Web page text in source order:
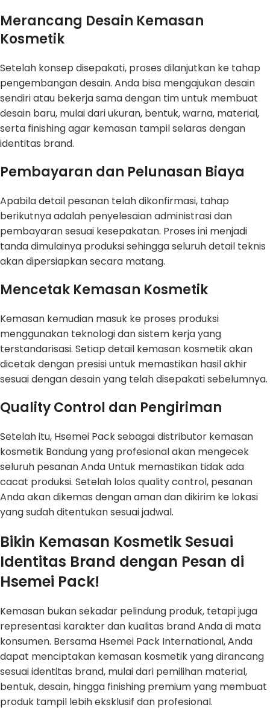
Merancang Desain Kemasan
Kosmetik
Setelah konsep disepakati, proses dilanjutkan ke tahap
pengembangan desain. Anda bisa mengajukan desain
sendiri atau bekerja sama dengan tim untuk membuat
desain baru, mulai dari ukuran, bentuk, warna, material,
serta finishing agar kemasan tampil selaras dengan
identitas brand.
Pembayaran dan Pelunasan Biaya
Apabila detail pesanan telah dikonfirmasi, tahap
berikutnya adalah penyelesaian administrasi dan
pembayaran sesuai kesepakatan. Proses ini menjadi
tanda dimulainya produksi sehingga seluruh detail teknis
akan dipersiapkan secara matang.
Mencetak Kemasan Kosmetik
Kemasan kemudian masuk ke proses produksi
menggunakan teknologi dan sistem kerja yang
terstandarisasi. Setiap detail kemasan kosmetik akan
dicetak dengan presisi untuk memastikan hasil akhir
sesuai dengan desain yang telah disepakati sebelumnya.
Quality Control dan Pengiriman
Setelah itu, Hsemei Pack sebagai distributor kemasan
kosmetik Bandung yang profesional akan mengecek
seluruh pesanan Anda Untuk memastikan tidak ada
cacat produksi. Setelah lolos quality control, pesanan
Anda akan dikemas dengan aman dan dikirim ke lokasi
yang sudah ditentukan sesuai jadwal.
Bikin Kemasan Kosmetik Sesuai
Identitas Brand dengan Pesan di
Hsemei Pack!
Kemasan bukan sekadar pelindung produk, tetapi juga
representasi karakter dan kualitas brand Anda di mata
konsumen. Bersama Hsemei Pack International, Anda
dapat menciptakan kemasan kosmetik yang dirancang
sesuai identitas brand, mulai dari pemilihan material,
bentuk, desain, hingga finishing premium yang membuat
produk tampil lebih eksklusif dan profesional.